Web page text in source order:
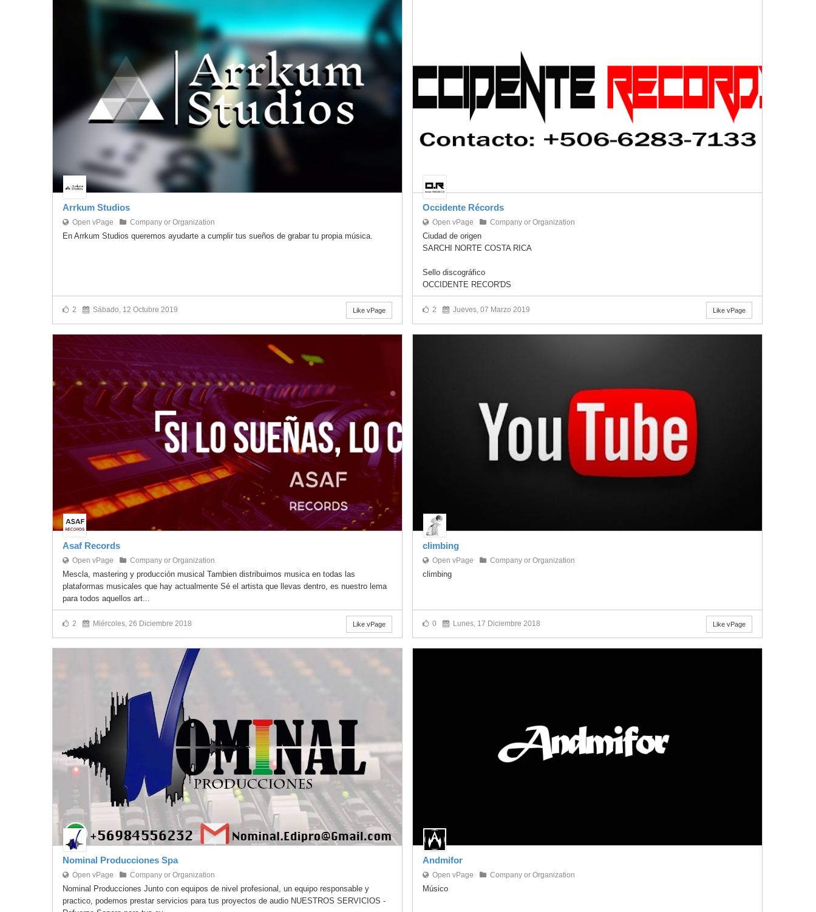
Arrkum Studios
Open vPage Company or Organization
En Arrkum Studios queremos ayudarte a cumplir tus sueños de grabar tu propia música.
2 Sábado, 12 Octubre 2019 Like vPage
Occidente Récords
Open vPage Company or Organization
Ciudad de origen
SARCHI NORTE COSTA RICA
Sello discográfico
OCCIDENTE RECOR'DS
2 Jueves, 07 Marzo 2019 Like vPage
Asaf Records
Open vPage Company or Organization
Mescla, mastering y producción musical Tambien distribuimos musica en todas las
plataformas musicales que hay actualmente Sé el artista que llevas dentro, es nuestro lema
para todos aquellos art...
2 Miércoles, 26 Diciembre 2018 Like vPage
climbing
Open vPage Company or Organization
climbing
0 Lunes, 17 Diciembre 2018 Like vPage
Nominal Producciones Spa
Open vPage Company or Organization
Nominal Producciones Junto con equipos de nivel profesional, un equipo responsable y
practico, podemos prestar servicios para tus proyectos de audio NUESTROS SERVICIOS -
Andmifor
Open vPage Company or Organization
Músico